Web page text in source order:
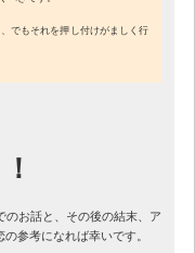
でもそれを押し付けがましく行
のお話と、その後の結末、ア
参考になれば幸いです。